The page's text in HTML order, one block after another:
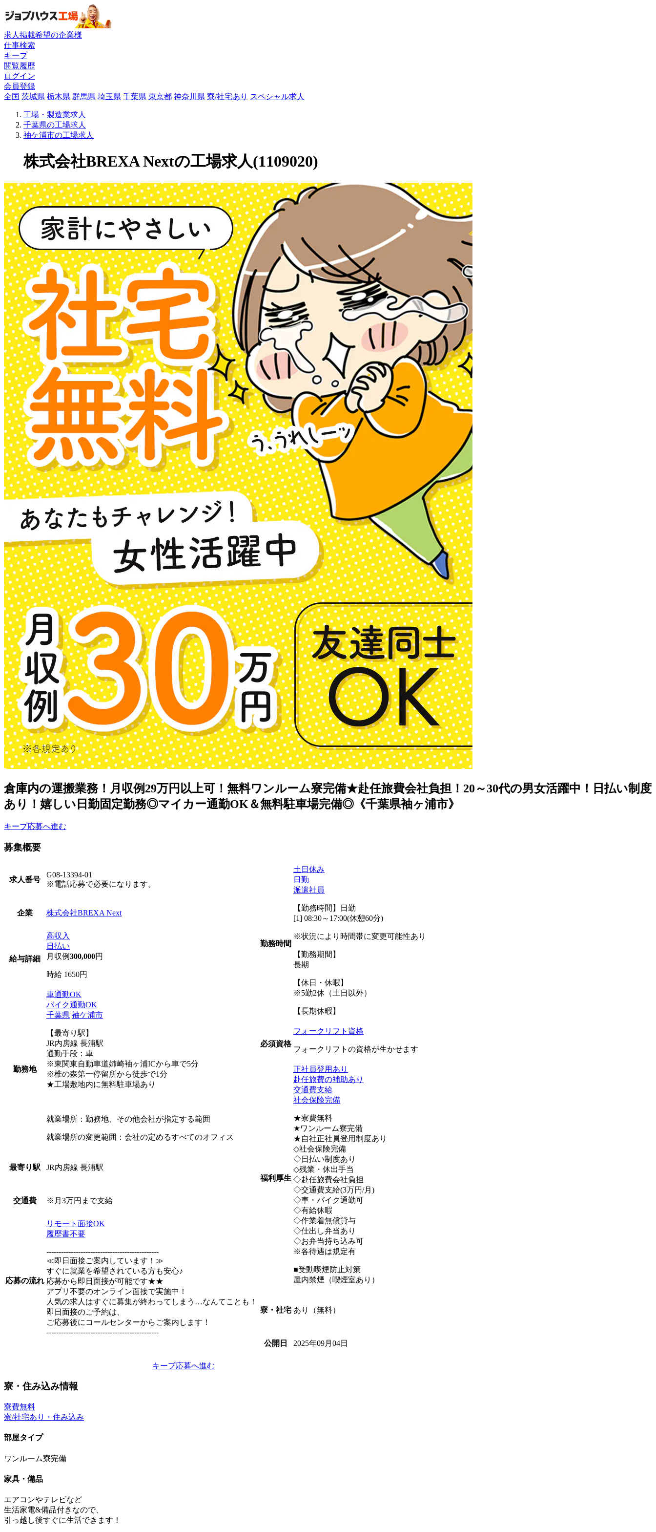
求人掲載希望の企業様
仕事検索
キープ
閲覧履歴
ログイン
会員登録
全国 茨城県 栃木県 群馬県 埼玉県 千葉県 東京都 神奈川県 寮/社宅あり スペシャル求人
工場・製造業求人
千葉県の工場求人
袖ケ浦市の工場求人
株式会社BREXA Nextの工場求人(1109020)
倉庫内の運搬業務！月収例29万円以上可！無料ワンルーム寮完備★赴任旅費会社負担！20～30代の男女活躍中！日払い制度
あり！嬉しい日勤固定勤務◎マイカー通勤OK＆無料駐車場完備◎《千葉県袖ヶ浦市》
キープ応募へ進む
募集概要
求人番号
G08-13394-01
※電話応募で必要になります。
企業 株式会社BREXA Next
給与詳細
高収入
日払い
月収例300,000円
時給 1650円
勤務地
車通勤OK
バイク通勤OK
千葉県 袖ケ浦市
【最寄り駅】
JR内房線 長浦駅
通勤手段：車
※東関東自動車道姉崎袖ヶ浦ICから車で5分
※椎の森第一停留所から徒歩で1分
★工場敷地内に無料駐車場あり
就業場所：勤務地、その他会社が指定する範囲
就業場所の変更範囲：会社の定めるすべてのオフィス
最寄り駅 JR内房線 長浦駅
交通費 ※月3万円まで支給
応募の流れ
リモート面接OK
履歴書不要
----------------------------------------------
≪即日面接ご案内しています！≫
すぐに就業を希望されている方も安心♪
応募から即日面接が可能です★★
アプリ不要のオンライン面接で実施中！
人気の求人はすぐに募集が終わってしまう…なんてことも！
即日面接のご予約は、
ご応募後にコールセンターからご案内します！
----------------------------------------------
勤務時間
土日休み
日勤
派遣社員
【勤務時間】日勤
[1] 08:30～17:00(休憩60分)
※状況により時間帯に変更可能性あり
【勤務期間】
長期
【休日・休暇】
※5勤2休（土日以外）
【長期休暇】
必須資格
フォークリフト資格
フォークリフトの資格が生かせます
福利厚生
正社員登用あり
赴任旅費の補助あり
交通費支給
社会保険完備
★寮費無料
★ワンルーム寮完備
★自社正社員登用制度あり
◇社会保険完備
◇日払い制度あり
◇残業・休出手当
◇赴任旅費会社負担
◇交通費支給(3万円/月)
◇車・バイク通勤可
◇有給休暇
◇作業着無償貸与
◇仕出し弁当あり
◇お弁当持ち込み可
※各待遇は規定有
■受動喫煙防止対策
屋内禁煙（喫煙室あり）
寮・社宅 あり（無料）
公開日 2025年09月04日
キープ応募へ進む
寮・住み込み情報
寮費無料
寮/社宅あり・住み込み
部屋タイプ
ワンルーム寮完備
家具・備品
エアコンやテレビなど
生活家電&備品付きなので、
引っ越し後すぐに生活できます！